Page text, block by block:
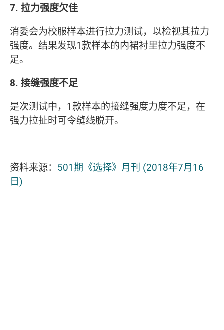
7. 拉力强度欠佳
消委会为校服样本进行拉力测试，以检视其拉力
强度。结果发现1款样本的内裙衬里拉力强度不
足。
8. 接缝强度不足
是次测试中，1款样本的接缝强度力度不足，在
强力拉扯时可令缝线脱开。
资料来源： 501期《选择》月刊 (2018年7月16
日)